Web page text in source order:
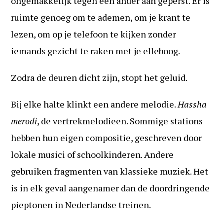
ruimte genoeg om te ademen, om je krant te
lezen, om op je telefoon te kijken zonder
iemands gezicht te raken met je elleboog.
Zodra de deuren dicht zijn, stopt het geluid.
Bij elke halte klinkt een andere melodie. Hassha
merodi, de vertrekmelodieen. Sommige stations
hebben hun eigen compositie, geschreven door
lokale musici of schoolkinderen. Andere
gebruiken fragmenten van klassieke muziek. Het
is in elk geval aangenamer dan de doordringende
pieptonen in Nederlandse treinen.